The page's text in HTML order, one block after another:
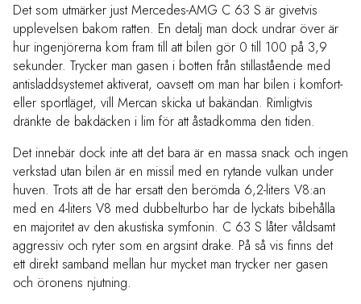
Det som utmärker just Mercedes-AMG C 63 S är givetvis
upplevelsen bakom ratten. En detalj man dock undrar över är
hur ingenjörerna kom fram till att bilen gör 0 till 100 på 3,9
sekunder. Trycker man gasen i botten från stillastående med
antisladdsystemet aktiverat, oavsett om man har bilen i komfort-
eller sportläget, vill Mercan skicka ut bakändan. Rimligtvis
dränkte de bakdäcken i lim för att åstadkomma den tiden.
Det innebär dock inte att det bara är en massa snack och ingen
verkstad utan bilen är en missil med en rytande vulkan under
huven. Trots att de har ersatt den berömda 6,2-liters V8:an
med en 4-liters V8 med dubbelturbo har de lyckats bibehålla
en majoritet av den akustiska symfonin. C 63 S låter våldsamt
aggressiv och ryter som en argsint drake. På så vis finns det
ett direkt samband mellan hur mycket man trycker ner gasen
och öronens njutning.